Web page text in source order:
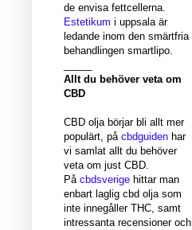
de envisa fettcellerna.
Estetikum i uppsala är
ledande inom den smärtfria
behandlingen smartlipo.
Allt du behöver veta om
CBD
CBD olja börjar bli allt mer
populärt, påcbdguiden har
vi samlat allt du behöver
veta om just CBD.
På cbdsverige hittar man
enbart laglig cbd olja som
inte innegåller THC, samt
intressanta recensioner och